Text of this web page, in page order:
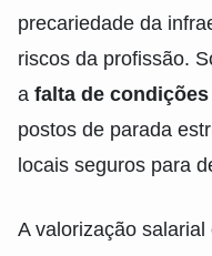
precariedade da
riscos da profissão.
a falta de
postos de parada
locais seguros para
A valorização